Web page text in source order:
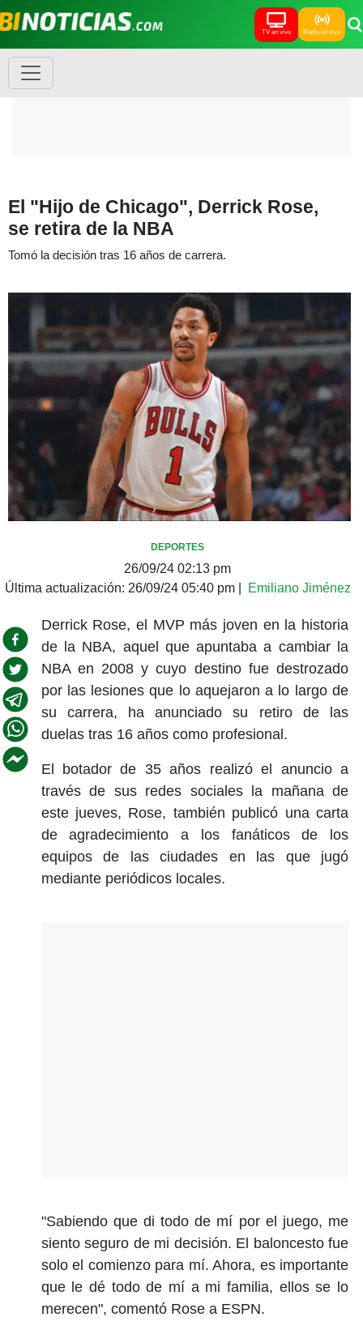
TV en vivo Radio en vivo
El "Hijo de Chicago", Derrick Rose,
se retira de la NBA
Tomó la decisión tras 16 años de carrera.
DEPORTES
26/09/24 02:13 pm
Última actualización: 26/09/24 05:40 pm| Emiliano Jiménez
Derrick Rose, el MVP más joven en la historia
de la NBA, aquel que apuntaba a cambiar la
NBA en 2008 y cuyo destino fue destrozado
por las lesiones que lo aquejaron a lo largo de
su carrera, ha anunciado su retiro de las
duelas tras 16 años como profesional.
El botador de 35 años realizó el anuncio a
través de sus redes sociales la mañana de
este jueves, Rose, también publicó una carta
de agradecimiento a los fanáticos de los
equipos de las ciudades en las que jugó
mediante periódicos locales.
"Sabiendo que di todo de mí por el juego, me
siento seguro de mi decisión. El baloncesto fue
solo el comienzo para mí. Ahora, es importante
que le dé todo de mí a mi familia, ellos se lo
merecen", comentó Rose a ESPN.